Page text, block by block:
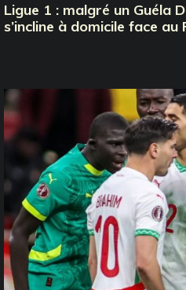
Ligue 1 : malgré un Guéla
s’incline à domicile face au